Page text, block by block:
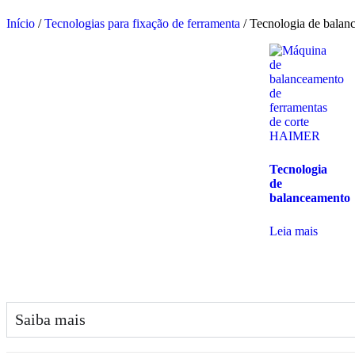
Início /Tecnologias para fixação de ferramenta / Tecnologia de
Tecnologia
de
balanceamento
Leia mais
Saiba mais